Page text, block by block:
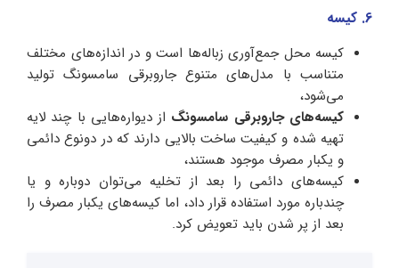
6. کیسه
کیسه محل جمع‌آوری زباله‌ها است و در اندازه‌های مختلف
متناسب با مدل‌های متنوع جاروبرقی سامسونگ تولید
می‌شود،
کیسه‌های جاروبرقی سامسونگ از دیواره‌هایی با چند لایه
تهیه شده و کیفیت ساخت بالایی دارند که در دونوع دائمی
و یکبار مصرف موجود هستند،
کیسه‌های دائمی را بعد از تخلیه می‌توان دوباره و یا
چندباره مورد استفاده قرار داد، اما کیسه‌های یکبار مصرف را
بعد از پر شدن باید تعویض کرد.